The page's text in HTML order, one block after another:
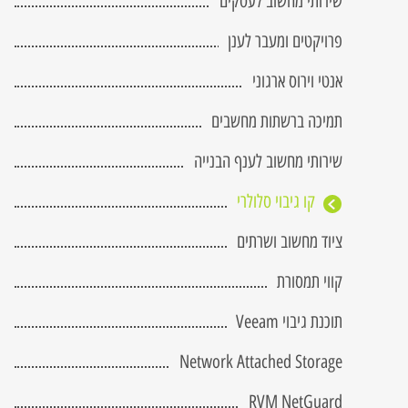
מחשב שרטוט מקצועי
פיתוח תוכנה
V-Ray
Twinmotion
Attached Storage
365
פרויקטים ומעבר לענן
אנטי וירוס ארגוני
תמיכה ברשתות מחשבים
שירותי מחשוב לענף הבנייה
קו גיבוי סלולרי
ציוד מחשוב ושרתים
קווי תמסורת
תוכנת גיבוי Veeam
Network Attached Storage
RVM NetGuard